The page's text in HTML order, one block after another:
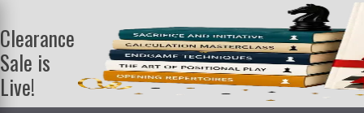
Clearance
Sale is
Live!